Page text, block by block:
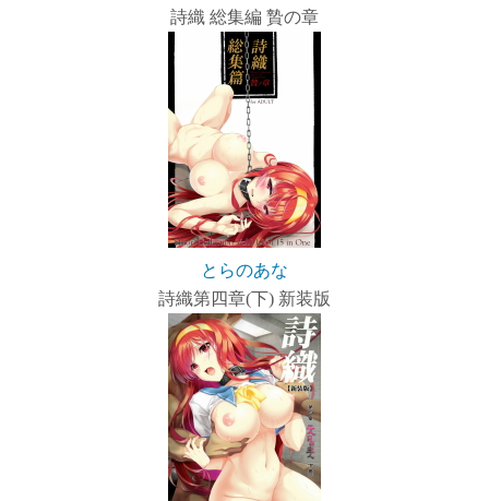
詩織 総集編 贄の章
とらのあな
詩織第四章(下) 新装版